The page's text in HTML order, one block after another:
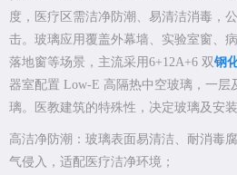
度，医疗区需洁净防潮、易清洁消毒，
击。玻璃应用覆盖外幕墙、实验室窗、
落地窗等场景，主流采用6+12A+6 双钢
器室配置 Low-E 高隔热中空玻璃，一层
璃。医教建筑的特殊性，决定玻璃及安
高洁净防潮：玻璃表面易清洁、耐消毒
气侵入，适配医疗洁净环境；